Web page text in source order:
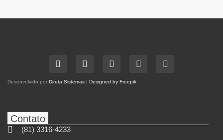
Desenvolvido por Direta Sistemas | Designed by Freepik
Contato
(81) 3316-4233